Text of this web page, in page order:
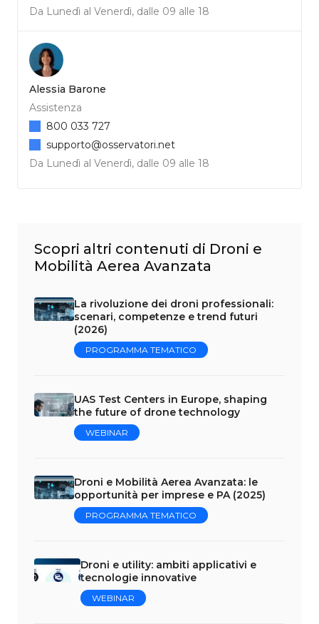
Da Lunedì al Venerdì, dalle 09 alle 18
Alessia Barone
Assistenza
Da Lunedì al Venerdì, dalle 09 alle 18
800 033 727
supporto@osservatori.net
Scopri altri contenuti di Droni e
Mobilità Aerea Avanzata
La rivoluzione dei droni professionali:
scenari, competenze e trend futuri
(2026)
PROGRAMMA TEMATICO
UAS Test Centers in Europe, shaping
the future of drone technology
WEBINAR
Droni e Mobilità Aerea Avanzata: le
opportunità per imprese e PA (2025)
PROGRAMMA TEMATICO
Droni e utility: ambiti applicativi e
tecnologie innovative
WEBINAR